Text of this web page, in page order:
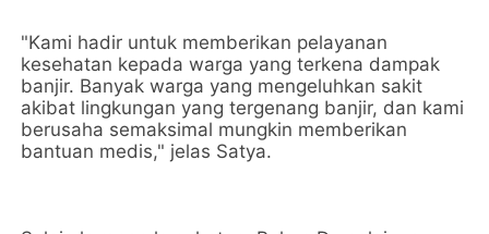
"Kami hadir untuk memberikan pelayanan
kesehatan kepada warga yang terkena dampak
banjir. Banyak warga yang mengeluhkan sakit
akibat lingkungan yang tergenang banjir, dan kami
berusaha semaksimal mungkin memberikan
bantuan medis," jelas Satya.